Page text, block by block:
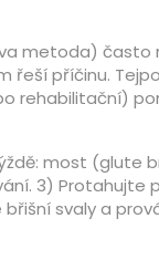
metoda) často
řeší příčinu.
rehabilitační)
most (glute
3)
svaly a